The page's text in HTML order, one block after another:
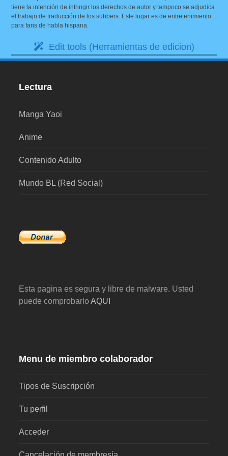
tiene la intención de infringir los derechos de autor y tampoco se adjudica
el trabajo de traducción de los subbers. Este lugar es de entretenimiento
para fans de habla hispana.
Edit tools (Herramientas de edicion)
Lectura
Manga Yaoi
Anime
Contenido Adulto
Mundo BL (Red Social)
Esta pagina es segura y libre de malware. Usted
puede comprobarloAQUI
Menu de miembro colaborador
Tipos de Suscripción
Tu perfil
Acceder